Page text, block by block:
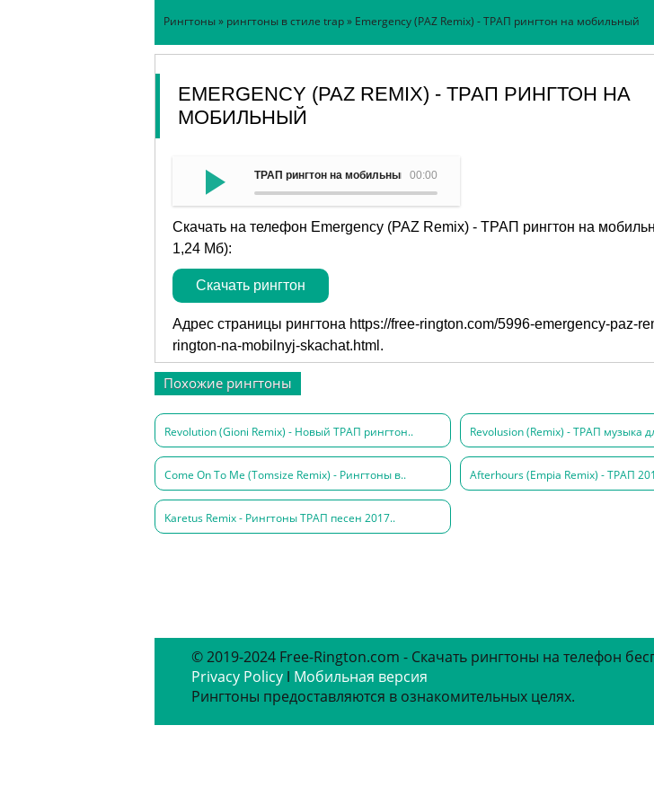
Рингтоны» рингтоны в стиле trap» Emergency (PAZ Remix) - ТРАП рингтон на мобильный
EMERGENCY (PAZ REMIX) - ТРАП РИНГТОН НА
МОБИЛЬНЫЙ
00:00
ТРАП рингтон на мобильный - Emergency (PAZ Remix)
Скачать на телефон Emergency (PAZ Remix) - ТРАП рингтон на
1,24 Мб):
Скачать рингтон
Адрес страницы рингтона https://free-rington.com/5996-emergency-paz-
rington-na-mobilnyj-skachat.html .
Похожие рингтоны
Revolution (Gioni Remix) - Новый ТРАП рингтон.. Revolusion (Remix) - ТРАП музыка
Come On To Me (Tomsize Remix) - Рингтоны в.. Afterhours (Empia Remix) - ТРАП
Karetus Remix - Рингтоны ТРАП песен 2017..
© 2019-2024 Free-Rington.com - Скачать рингтоны на телефон
Privacy Policy ǀ Мобильная версия
Рингтоны предоставляются в ознакомительных целях.